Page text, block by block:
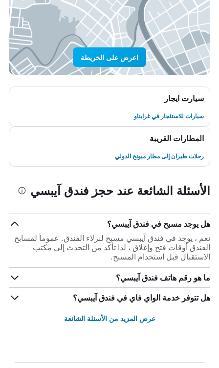
اعرض على الخريطة
سيارت ايجار
سيارات للاستئجار في غرايناو
المطارات القريبة
رحلات طيران إلى مطار ميونخ الدولي
الأسئلة الشائعة عند حجز فندق آيبسي
هل يوجد مسبح في فندق آيبسي؟
نعم ، يوجد في فندق آيبسي مسبح لنزلاء الفندق. عموماً لمسابح
الفندق أوقات فتح وإغلاق ، لذا تأكد من التحدث إلى مكتب
الاستقبال قبل استخدام المسبح.
ما هو رقم هاتف فندق آيبسي؟
هل تتوفر خدمة الواي فاي في فندق آيبسي؟
عرض المزيد من الأسئلة الشائعة